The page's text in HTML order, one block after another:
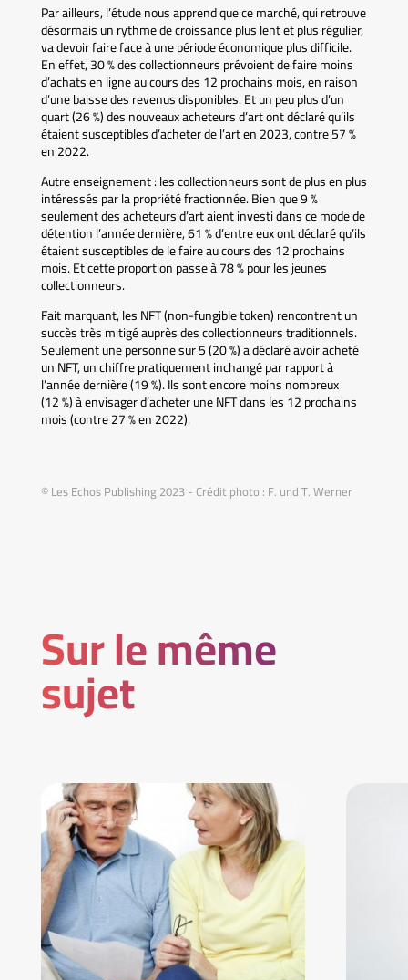
Par ailleurs, l’étude nous apprend que ce marché, qui retrouve
désormais un rythme de croissance plus lent et plus régulier,
va devoir faire face à une période économique plus difficile.
En effet, 30 % des collectionneurs prévoient de faire moins
d’achats en ligne au cours des 12 prochains mois, en raison
d’une baisse des revenus disponibles. Et un peu plus d’un
quart (26 %) des nouveaux acheteurs d’art ont déclaré qu’ils
étaient susceptibles d’acheter de l’art en 2023, contre 57 %
en 2022.
Autre enseignement : les collectionneurs sont de plus en plus
intéressés par la propriété fractionnée. Bien que 9 %
seulement des acheteurs d’art aient investi dans ce mode de
détention l’année dernière, 61 % d’entre eux ont déclaré qu’ils
étaient susceptibles de le faire au cours des 12 prochains
mois. Et cette proportion passe à 78 % pour les jeunes
collectionneurs.
Fait marquant, les NFT (non-fungible token) rencontrent un
succès très mitigé auprès des collectionneurs traditionnels.
Seulement une personne sur 5 (20 %) a déclaré avoir acheté
un NFT, un chiffre pratiquement inchangé par rapport à
l’année dernière (19 %). Ils sont encore moins nombreux
(12 %) à envisager d’acheter une NFT dans les 12 prochains
mois (contre 27 % en 2022).
© Les Echos Publishing 2023 - Crédit photo : F. und T. Werner
Sur le même
sujet